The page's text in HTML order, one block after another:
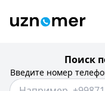
Поиск
Введите номер